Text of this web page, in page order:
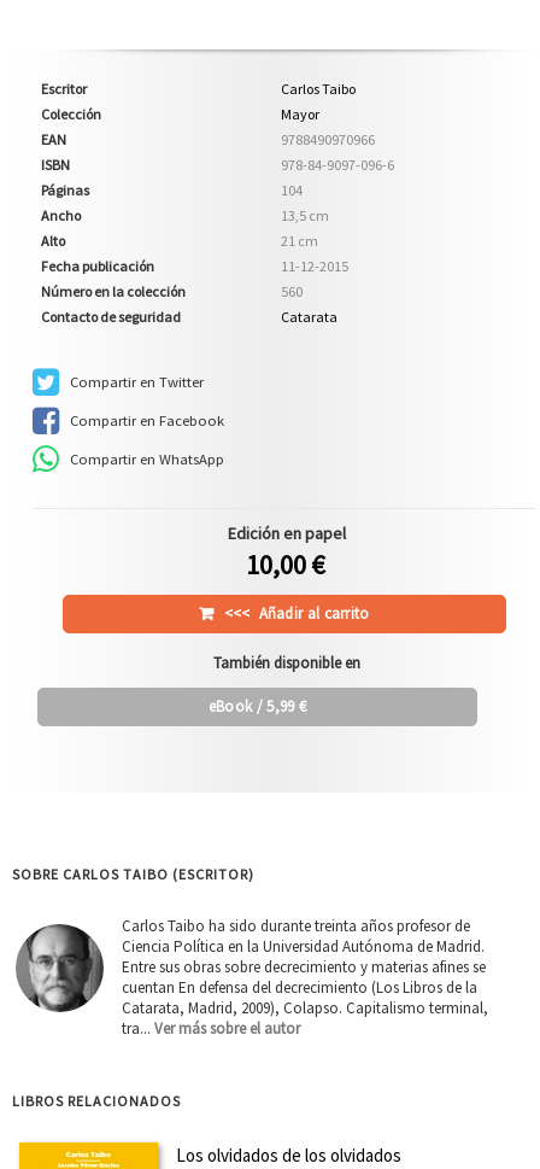
Escritor
Carlos Taibo
Colección
Mayor
EAN
9788490970966
ISBN
978-84-9097-096-6
Páginas
104
Ancho
13,5 cm
Alto
21 cm
Fecha publicación
11-12-2015
Número en la colección
560
Contacto de seguridad
Catarata
Compartir en Twitter
Compartir en Facebook
Compartir en WhatsApp
Edición en papel
10,00 €
<<< Añadir al carrito
También disponible en
eBook/ 5,99 €
SOBRE CARLOS TAIBO (ESCRITOR)
Carlos Taibo ha sido durante treinta años profesor de
Ciencia Política en la Universidad Autónoma de Madrid.
Entre sus obras sobre decrecimiento y materias afines se
cuentan En defensa del decrecimiento (Los Libros de la
Catarata, Madrid, 2009), Colapso. Capitalismo terminal,
tra... Ver más sobre el autor
LIBROS RELACIONADOS
Los olvidados de los olvidados